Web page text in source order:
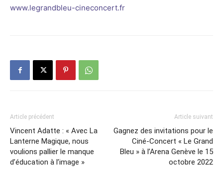
www.legrandbleu-cineconcert.fr
Article précédent
Vincent Adatte : « Avec La
Lanterne Magique, nous
voulions pallier le manque
d’éducation à l’image »
Article suivant
Gagnez des invitations pour le
Ciné-Concert « Le Grand
Bleu » à l’Arena Genève le 15
octobre 2022